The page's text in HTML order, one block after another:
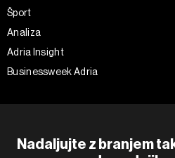
Nadaljujte z branjem
Šport
Analiza
Adria Insight
Businessweek Adria
Piškotki